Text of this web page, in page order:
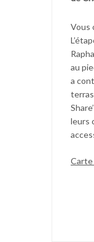
Vous
au
a
leurs
Carte